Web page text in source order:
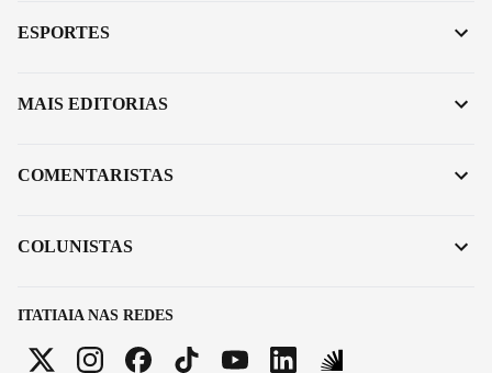
ITATIAIA NAS REDES
ESPORTES
MAIS EDITORIAS
COMENTARISTAS
COLUNISTAS